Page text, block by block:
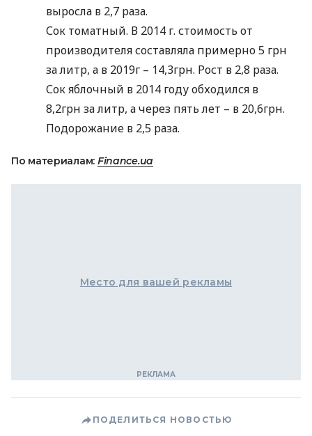
выросла в 2,7 раза.
Сок томатный. В 2014 г. стоимость от
производителя составляла примерно 5 грн
за литр, а в 2019г – 14,3грн. Рост в 2,8 раза.
Сок яблочный в 2014 году обходился в
8,2грн за литр, а через пять лет – в 20,6грн.
Подорожание в 2,5 раза.
По материалам: Finance.ua
Место для вашей рекламы
ПОДЕЛИТЬСЯ НОВОСТЬЮ